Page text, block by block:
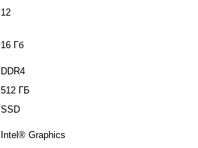
12
16 Гб
DDR4
512 ГБ
SSD
Intel® Graphics